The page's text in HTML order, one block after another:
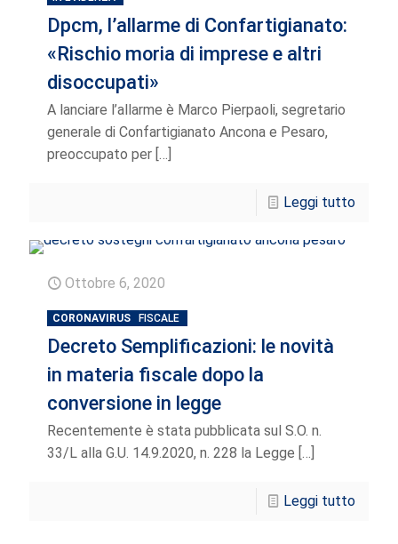
Dpcm, l’allarme di Confartigianato:
«Rischio moria di imprese e altri
disoccupati»
A lanciare l’allarme è Marco Pierpaoli, segretario
generale di Confartigianato Ancona e Pesaro,
preoccupato per […]
Leggi tutto
Ottobre 6, 2020
CORONAVIRUS FISCALE
Decreto Semplificazioni: le novità
in materia fiscale dopo la
conversione in legge
Recentemente è stata pubblicata sul S.O. n.
33/L alla G.U. 14.9.2020, n. 228 la Legge […]
Leggi tutto